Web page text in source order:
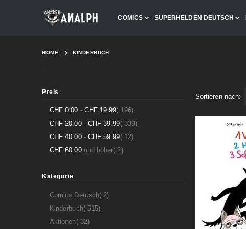
COMICS SUPERHELDEN DEUTSCH
HOME KINDERBUCH
Sortieren nach
Preis
CHF 0.00 - CHF 19.99 196Artikel
CHF 20.00- CHF 39.99 339Artikel
CHF 40.00- CHF 59.99 12Artikel
CHF 60.00und höher 2Artikel
Kategorie
Comics Deutsch 2Artikel
Kinderbuch 515Artikel
Aktionen 32Artikel